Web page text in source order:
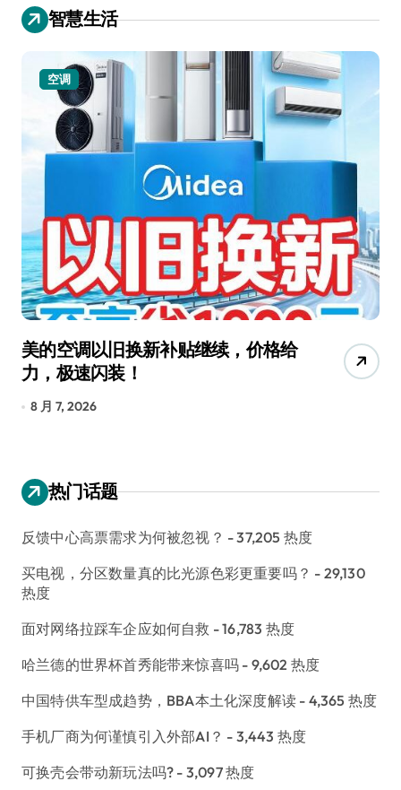
智慧生活
小家电
追觅清洁电器全球累计出货量破
4000万台，技术创新驱动多品类增
长8 月 6, 2026
热门话题
反馈中心高票需求为何被忽视？ - 37,205 热度
买电视，分区数量真的比光源色彩更重要吗？ - 29,130
热度
面对网络拉踩车企应如何自救 - 16,783 热度
哈兰德的世界杯首秀能带来惊喜吗 - 9,602 热度
中国特供车型成趋势，BBA本土化深度解读 - 4,365 热度
手机厂商为何谨慎引入外部AI？ - 3,443 热度
可换壳会带动新玩法吗? - 3,097 热度